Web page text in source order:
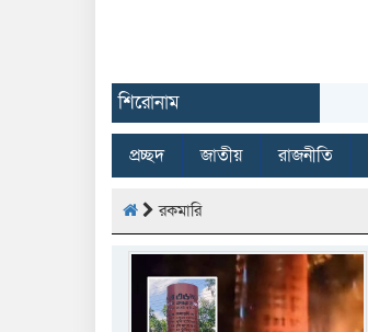
শিরোনাম
প্রচ্ছদ জাতীয় রাজনীতি
রকমারি